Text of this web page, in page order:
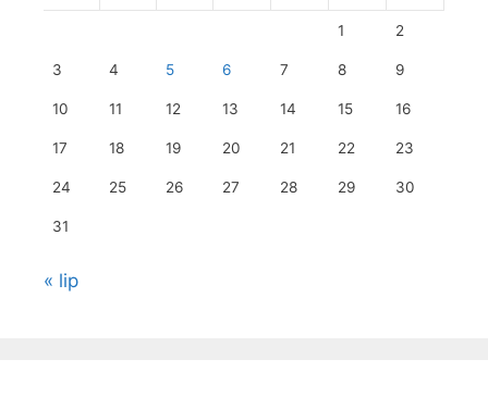
1 2
3 4 5 6 7 8 9
10 11 12 13 14 15 16
17 18 19 20 21 22 23
24 25 26 27 28 29 30
31
« lip